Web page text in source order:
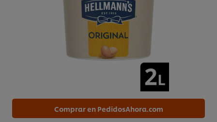
Comprar en PedidosAhora.com